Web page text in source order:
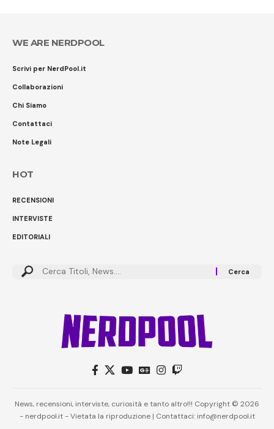
WE ARE NERDPOOL
Scrivi per NerdPool.it
Collaborazioni
Chi Siamo
Contattaci
Note Legali
HOT
RECENSIONI
INTERVISTE
EDITORIALI
Cerca:
News, recensioni, interviste, curiosità e tanto altro!!! Copyright © 2026
- nerdpool.it - Vietata la riproduzione | Contattaci: info@nerdpool.it